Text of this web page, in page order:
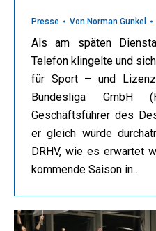
Presse Von Norman Gunkel
Als am späten
Telefon klingelte und
für Sport – und
Bundesliga GmbH
Geschäftsführer des
er gleich würde
DRHV, wie es erwartet
kommende Saison in…